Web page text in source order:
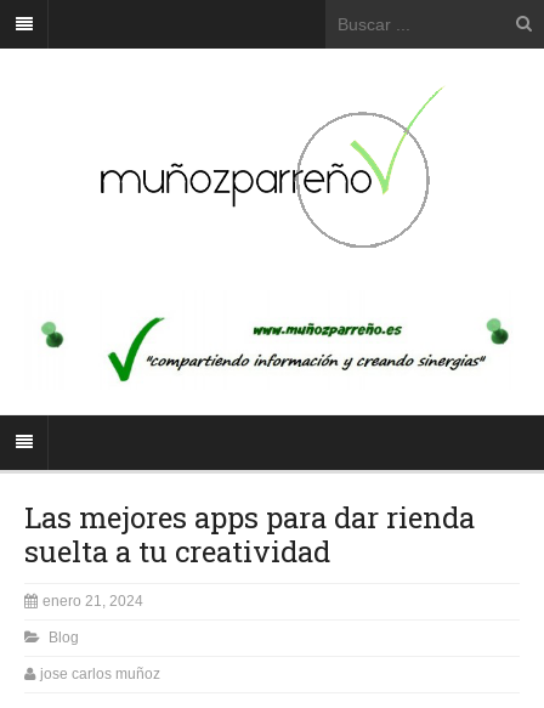
Las mejores apps para dar rienda
suelta a tu creatividad
enero 21, 2024
Blog
jose carlos muñoz